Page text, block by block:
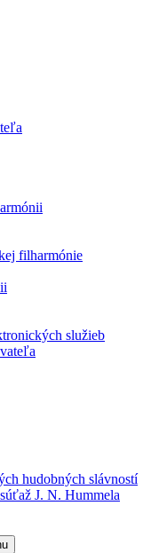
filharmónie
služieb
hudobných slávností
J. N. Hummela